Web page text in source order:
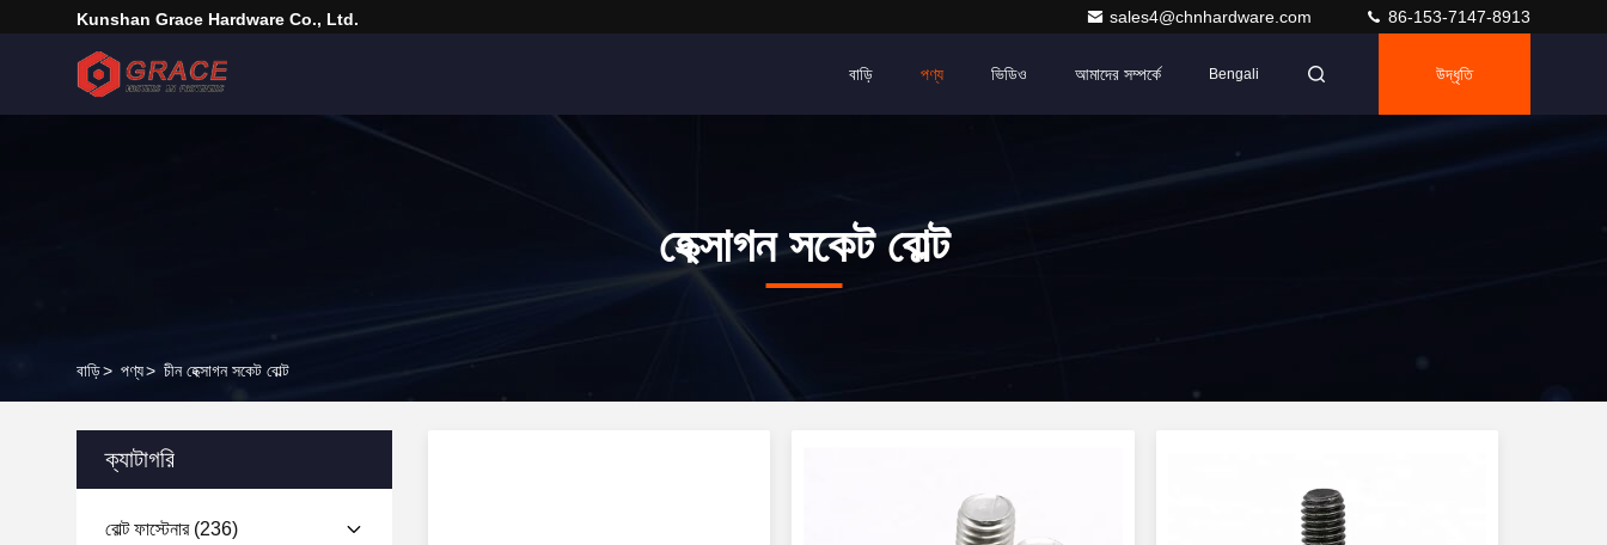
Kunshan Grace Hardware Co., Ltd. sales4@chnhardware.com 86-153-7147-8913
বাড়ি পণ্য ভিডিও আমাদের সম্পর্কে Bengali উদ্ধৃতি
হেক্সাগন সকেট বোল্ট
বাড়ি> পণ্য> চীন হেক্সাগন সকেট বোল্ট
ক্যাটাগরি
বোল্ট ফাস্টেনার(236)